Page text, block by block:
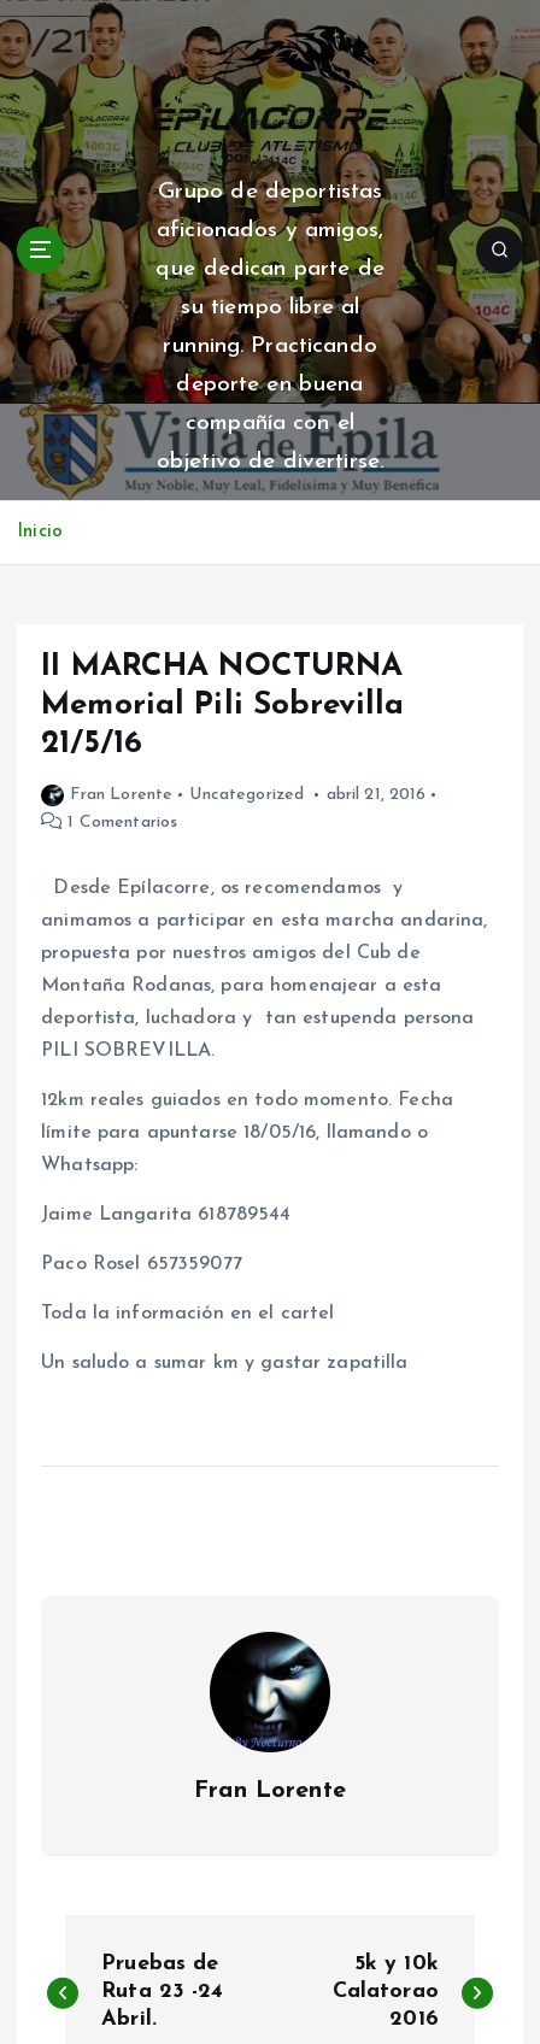
S
a
l
t
a
r
a
l
e
n
i
Grupo de deportistas
aficionados y amigos,
que dedican parte de
su tiempo libre al
running. Practicando
deporte en buena
compañía con el
objetivo de divertirse.
Inicio
II MARCHA NOCTURNA
Memorial Pili Sobrevilla
21/5/16
Fran Lorente Uncategorized
abril 21, 2016
1 Comentarios
Desde Epílacorre, os recomendamos y
animamos a participar en esta marcha andarina,
propuesta por nuestros amigos del Cub de
Montaña Rodanas, para homenajear a esta
deportista, luchadora y tan estupenda persona
PILI SOBREVILLA.
12km reales guiados en todo momento. Fecha
límite para apuntarse 18/05/16, llamando o
Whatsapp:
Jaime Langarita 618789544
Paco Rosel 657359077
Toda la información en el cartel
Un saludo a sumar km y gastar zapatilla
Fran Lorente
a
Pruebas de
Ruta 23 -24
Abril.
5k y 10k
Calatorao
2016